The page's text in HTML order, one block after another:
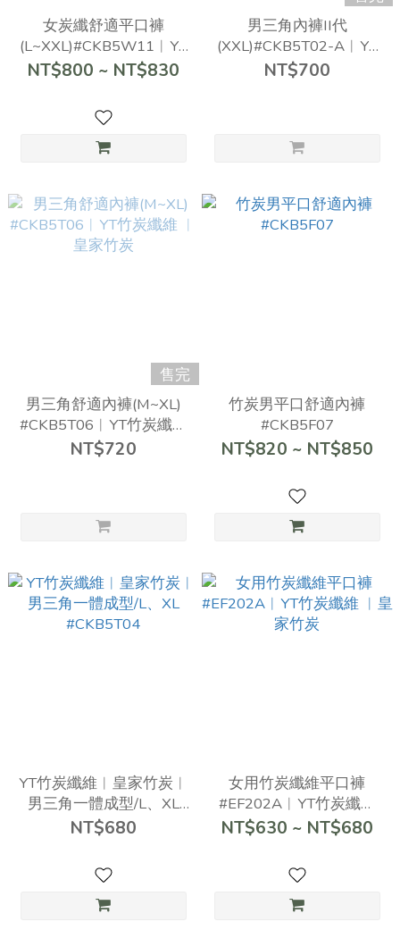
女炭纖舒適平口褲
(L~XXL)#CKB5W11︱YT
竹炭纖維 ︱皇家竹炭
NT$800 ~ NT$830
男三角內褲II代
(XXL)#CKB5T02-A︱YT
竹炭纖維 ︱皇家竹炭
NT$700
售完
男三角舒適內褲(M~XL)
#CKB5T06︱YT竹炭纖維
︱皇家竹炭
NT$720
竹炭男平口舒適內褲
#CKB5F07
NT$820 ~ NT$850
YT竹炭纖維︱皇家竹炭︱
男三角一體成型/L、XL
#CKB5T04
NT$680
女用竹炭纖維平口褲
#EF202A︱YT竹炭纖維
︱皇家竹炭
NT$630 ~ NT$680